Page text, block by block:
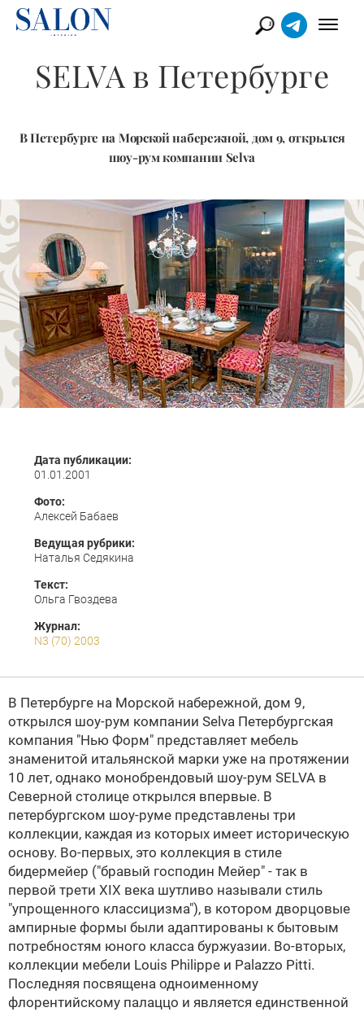
SELVA в Петербурге
В Петербурге на Морской набережной, дом 9, открылся
шоу-рум компании Selva
Дата публикации:
01.01.2001
Фото:
Алексей Бабаев
Ведущая рубрики:
Наталья Седякина
Текст:
Ольга Гвоздева
Журнал:
N3 (70) 2003
В Петербурге на Морской набережной, дом 9,
открылся шоу-рум компании Selva Петербургская
компания "Нью Форм" представляет мебель
знаменитой итальянской марки уже на протяжении
10 лет, однако монобрендовый шоу-рум SELVA в
Северной столице открылся впервые. В
петербургском шоу-руме представлены три
коллекции, каждая из которых имеет историческую
основу. Во-первых, это коллекция в стиле
бидермейер ("бравый господин Мейер" - так в
первой трети XIX века шутливо называли стиль
"упрощенного классицизма"), в котором дворцовые
ампирные формы были адаптированы к бытовым
потребностям юного класса буржуазии. Во-вторых,
коллекции мебели Louis Philippe и Palazzo Pitti.
Последняя посвящена одноименному
флорентийскому палаццо и является единственной